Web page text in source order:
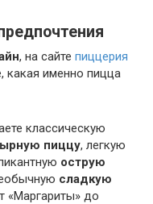
, на сайте пиццерия
какая именно пицца
классическую
пиццу, легкую
острую
сладкую
«Маргариты» до